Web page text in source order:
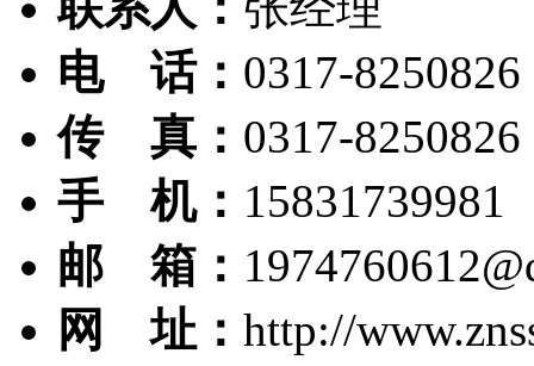
电 话： 0317-8250826
传 真： 0317-8250826
手 机： 15831739981
邮 箱：
网 址： http://